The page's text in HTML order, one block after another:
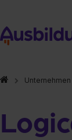
Unternehmen